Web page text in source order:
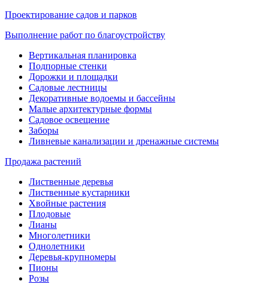
Проектирование садов и парков
Выполнение работ по благоустройству
Вертикальная планировка
Подпорные стенки
Дорожки и площадки
Садовые лестницы
Декоративные водоемы и бассейны
Малые архитектурные формы
Садовое освещение
Заборы
Ливневые канализации и дренажные системы
Продажа растений
Лиственные деревья
Лиственные кустарники
Хвойные растения
Плодовые
Лианы
Многолетники
Однолетники
Деревья-крупномеры
Пионы
Розы